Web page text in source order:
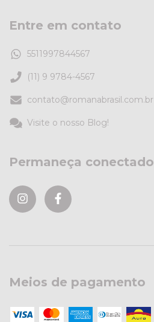
Entre em contato
5511997844567
(11) 9 9784-4567
contato@romanabrasil.com.br
Visite o nosso Blog!
Permaneça conectado
Meios de pagamento